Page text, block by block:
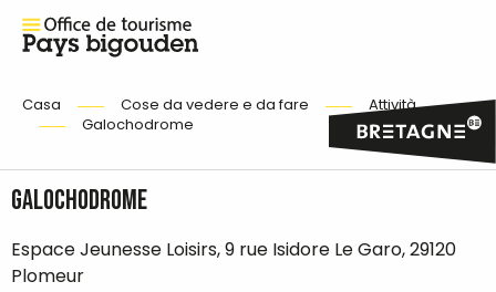
Casa Cose da vedere e da fare
Attività
Galochodrome
Galochodrome
Espace Jeunesse Loisirs, 9 rue Isidore Le Garo, 29120
Plomeur